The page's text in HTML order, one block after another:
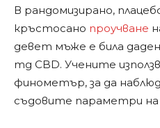
В рандомизирано,
кръстосано проучване
девет мъже е била
mg CBD. Учените
финометър, за да
съдовите параметри